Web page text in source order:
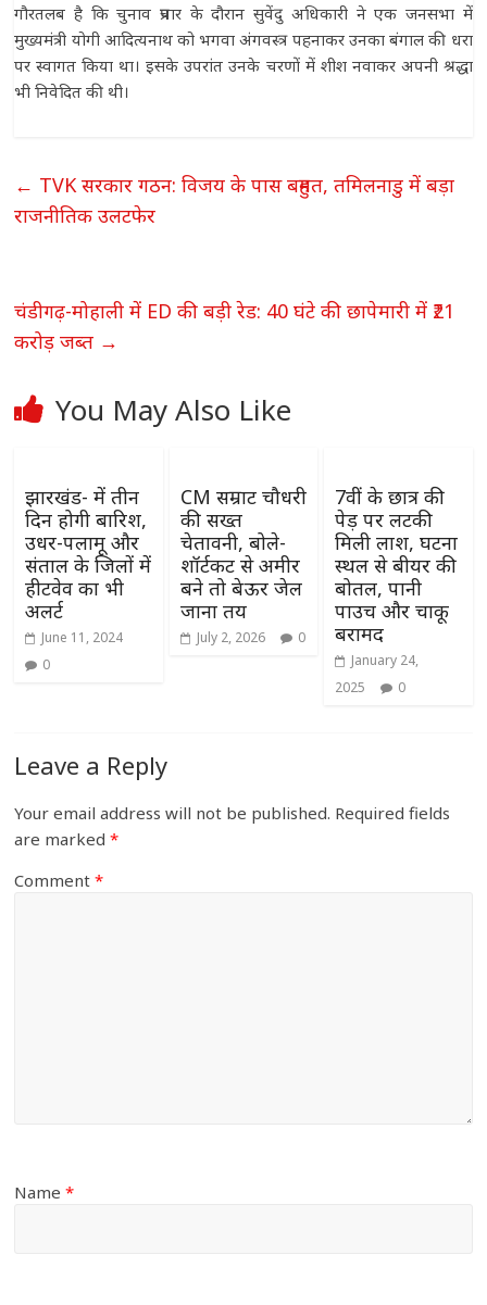
गौरतलब है कि चुनाव प्रचार के दौरान सुवेंदु अधिकारी ने एक जनसभा में
मुख्यमंत्री योगी आदित्यनाथ को भगवा अंगवस्त्र पहनाकर उनका बंगाल की धरा
पर स्वागत किया था। इसके उपरांत उनके चरणों में शीश नवाकर अपनी श्रद्धा
भी निवेदित की थी।
← TVK सरकार गठन: विजय के पास बहुमत, तमिलनाडु में बड़ा
राजनीतिक उलटफेर
चंडीगढ़-मोहाली में ED की बड़ी रेड: 40 घंटे की छापेमारी में ₹21
करोड़ जब्त →
You May Also Like
झारखंड- में तीन
दिन होगी बारिश,
उधर-पलामू और
संताल के जिलों में
हीटवेव का भी
अलर्ट
June 11, 2024
0
CM सम्राट चौधरी
की सख्त
चेतावनी, बोले-
शॉर्टकट से अमीर
बने तो बेऊर जेल
जाना तय
July 2, 2026 0
7वीं के छात्र की
पेड़ पर लटकी
मिली लाश, घटना
स्थल से बीयर की
बोतल, पानी
पाउच और चाकू
बरामद
January 24,
2025
0
Leave a Reply
Your email address will not be published. Required fields
are marked*
Comment*
Name*